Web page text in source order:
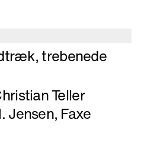
trebenede
Teller
Jensen, Faxe